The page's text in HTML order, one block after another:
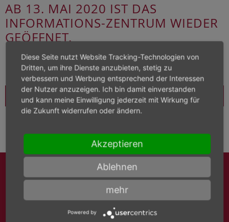
AB 13. MAI 2020 IST DAS
INFORMATIONS-ZENTRUM WIEDER
GEÖFFNET.
MITTWOCH BIS SONNTAG UND AN
FEIERTAGEN 13.00 BIS 17.00 UHR
Förderkreis Schloss Filseck
IHR PERSÖNLICHER
KONTAKT
Diese Seite nutzt Website Tracking-Technologien von
Dritten, um ihre Dienste anzubieten, stetig zu
verbessern und Werbung entsprechend der Interessen
der Nutzer anzuzeigen. Ich bin damit einverstanden
und kann meine Einwilligung jederzeit mit Wirkung für
die Zukunft widerrufen oder ändern.
Akzeptieren
Ablehnen
mehr
Powered by